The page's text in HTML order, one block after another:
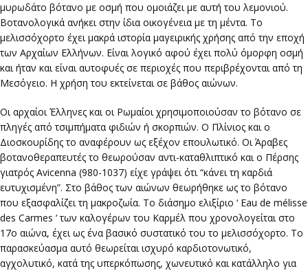
μυρωδάτο βότανο με οσμή που ομοιάζει με αυτή του λεμονιού.
Βοτανολογικά ανήκει στην ίδια οικογένεια με τη μέντα. Το
μελισσόχορτο έχει μακρά ιστορία μαγειρικής χρήσης από την εποχή
των Αρχαίων Ελλήνων. Είναι λογικό αφού έχει πολύ όμορφη οσμή
και ήταν και είναι αυτοφυές σε περιοχές που περιβρέχονται από τη
Μεσόγειο. Η χρήση του εκτείνεται σε βάθος αιώνων.
Οι αρχαίοι Έλληνες και οι Ρωμαίοι χρησιμοποιούσαν το βότανο σε
πληγές από τσιμπήματα φιδιών ή σκορπιών. Ο Πλίνιος και ο
Διοσκουρίδης το αναφέρουν ως εξέχον επουλωτικό. Οι Άραβες
βοτανοθεραπευτές το θεωρούσαν αντι-καταθλιπτικό και ο Πέρσης
γιατρός Αvicenna (980-1037) είχε γράψει ότι “κάνει τη καρδιά
ευτυχισμένη”. Στο βάθος των αιώνων θεωρήθηκε ως το βότανο
που εξασφαλίζει τη μακροζωία. Το διάσημο ελιξίριο ‘ Eau de mélisse
des Carmes ‘ των καλογέρων του Καρμέλ που χρονολογείται στο
17ο αιώνα, έχει ως ένα βασικό συστατικό του το μελισσόχορτο. Το
παρασκεύασμα αυτό θεωρείται ισχυρό καρδιοτονωτικό,
αγχολυτικό, κατά της υπερκόπωσης, χωνευτικό και κατάλληλο για